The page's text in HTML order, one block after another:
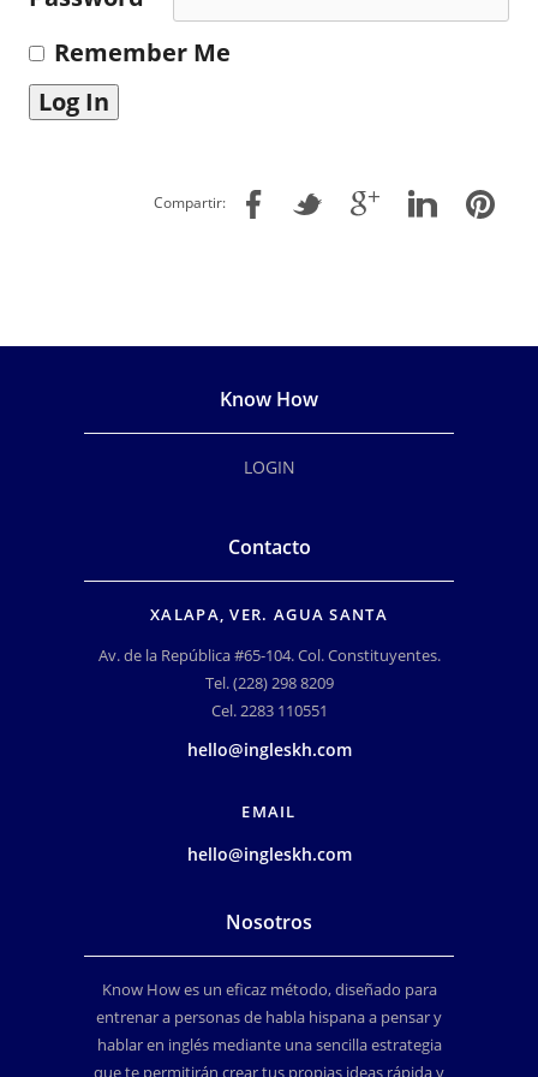
Remember Me
Compartir:
Know How
LOGIN
Contacto
XALAPA, VER. AGUA SANTA
Av. de la República #65-104. Col. Constituyentes.
Tel. (228) 298 8209
Cel. 2283 110551
hello@ingleskh.com
EMAIL
hello@ingleskh.com
Nosotros
Know How es un eficaz método, diseñado para
entrenar a personas de habla hispana a pensar y
hablar en inglés mediante una sencilla estrategia
que te permitirán crear tus propias ideas rápida y